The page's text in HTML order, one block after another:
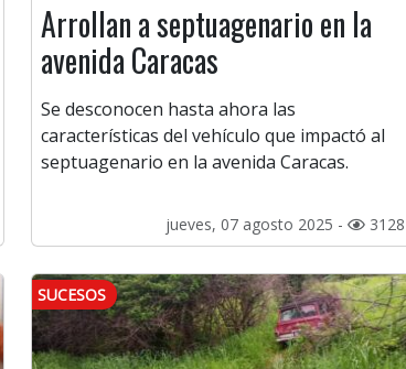
Arrollan a septuagenario en la
avenida Caracas
Se desconocen hasta ahora las
características del vehículo que impactó al
septuagenario en la avenida Caracas.
jueves, 07 agosto 2025 - 3128
SUCESOS